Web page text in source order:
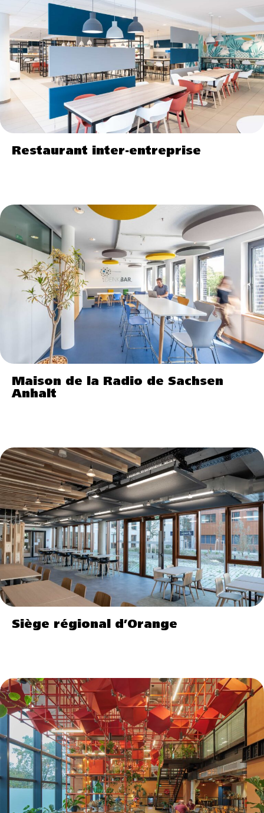
Restaurant inter-entreprise
Maison de la Radio de Sachsen
Anhalt
Siège régional d’Orange